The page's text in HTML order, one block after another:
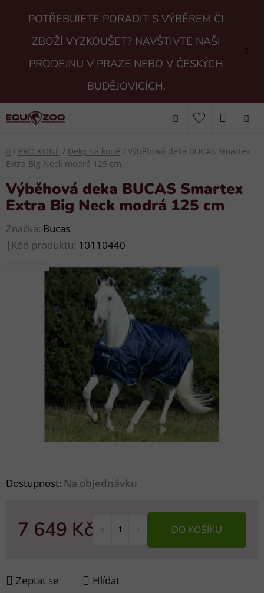
POTŘEBUJETE PORADIT S VÝBĚREM ČI
ZBOŽÍ VYZKOUŠET? NAVŠTIVTE NAŠI
PRODEJNU V PRAZE NEBO V ČESKÝCH
BUDĚJOVICÍCH.
Hledat
KOŠÍK
Domů
/ PRO KONĚ / Deky na koně / Výběhová deka BUCAS Smartex
Extra Big Neck modrá 125 cm
Dostupnost: Na objednávku
7 649 Kč DO KOŠÍKU
Zeptat se Hlídat
Výběhová deka BUCAS Smartex
Extra Big Neck modrá 125 cm
Značka: Bucas
| Kód produktu: 10110440